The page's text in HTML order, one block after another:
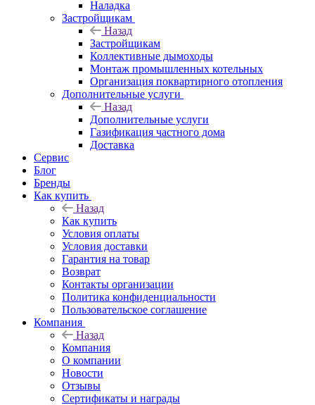
Наладка
Застройщикам
Назад
Застройщикам
Коллективные дымоходы
Монтаж промышленных котельных
Организация поквартирного отопления
Дополнительные услуги
Назад
Дополнительные услуги
Газификация частного дома
Доставка
Сервис
Блог
Бренды
Как купить
Назад
Как купить
Условия оплаты
Условия доставки
Гарантия на товар
Возврат
Контакты организации
Политика конфиденциальности
Пользовательское соглашение
Компания
Назад
Компания
О компании
Новости
Отзывы
Сертификаты и награды